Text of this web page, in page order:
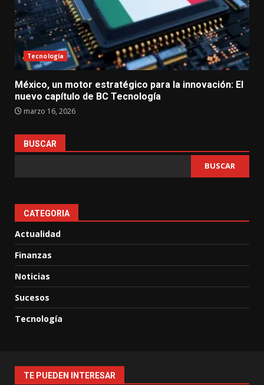
Tecnología
México, un motor estratégico para la innovación: El
nuevo capítulo de BC Tecnología
marzo 16, 2026
BUSCAR
BUSCAR
CATEGORIA
Actualidad
Finanzas
Noticias
Sucesos
Tecnología
TE PUEDEN INTERESAR